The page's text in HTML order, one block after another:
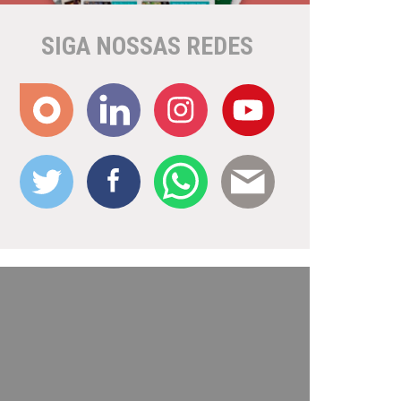
SIGA NOSSAS REDES